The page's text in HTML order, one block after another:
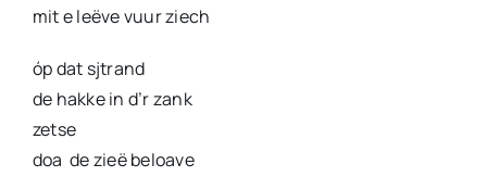
mit e leëve vuur ziech
óp dat sjtrand
de hakke in d’r zank
zetse
doa de zieë beloave